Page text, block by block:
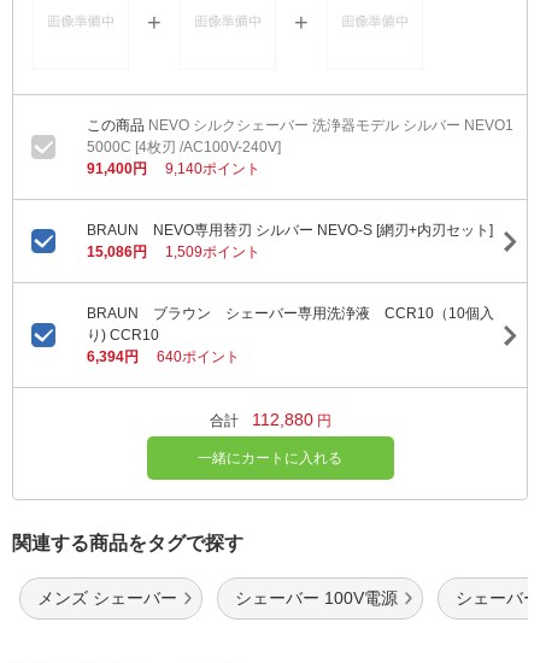
NEVO シルクシェーバー 洗浄器モデル シルバー NEVO1
5000C [4枚刃 /AC100V-240V]
91,400円
9,140ポイント
BRAUN NEVO専用替刃 シルバー NEVO-S [網刃+内刃セット]
15,086円
1,509ポイント
BRAUN ブラウン シェーバー専用洗浄液 CCR10（10個入
り) CCR10
6,394円
640ポイント
合計 112,880 円
一緒にカートに入れる
関連する商品をタグで探す
メンズ シェーバー シェーバー 100V電源 シェーバ